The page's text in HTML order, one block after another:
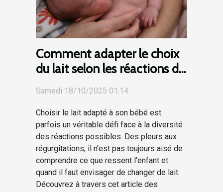
Comment adapter le choix
du lait selon les réactions de
votre bébé ?
Samedi 18/10/2025 01:14
Choisir le lait adapté à son bébé est
parfois un véritable défi face à la diversité
des réactions possibles. Des pleurs aux
régurgitations, il n’est pas toujours aisé de
comprendre ce que ressent l’enfant et
quand il faut envisager de changer de lait.
Découvrez à travers cet article des